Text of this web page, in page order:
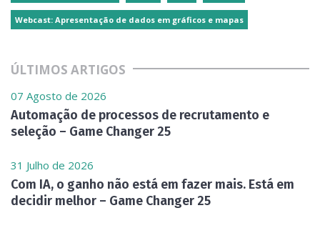
Webcast: Apresentação de dados em gráficos e mapas
ÚLTIMOS ARTIGOS
07 Agosto de 2026
Automação de processos de recrutamento e
seleção – Game Changer 25
31 Julho de 2026
Com IA, o ganho não está em fazer mais. Está em
decidir melhor – Game Changer 25